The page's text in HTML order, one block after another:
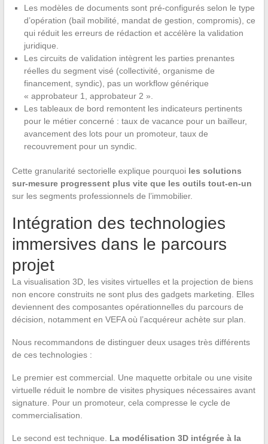
Les modèles de documents sont pré-configurés selon le type
d’opération (bail mobilité, mandat de gestion, compromis), ce
qui réduit les erreurs de rédaction et accélère la validation
juridique.
Les circuits de validation intègrent les parties prenantes
réelles du segment visé (collectivité, organisme de
financement, syndic), pas un workflow générique
« approbateur 1, approbateur 2 ».
Les tableaux de bord remontent les indicateurs pertinents
pour le métier concerné : taux de vacance pour un bailleur,
avancement des lots pour un promoteur, taux de
recouvrement pour un syndic.
Cette granularité sectorielle explique pourquoi les solutions
sur-mesure progressent plus vite que les outils tout-en-un
sur les segments professionnels de l’immobilier.
Intégration des technologies
immersives dans le parcours
projet
La visualisation 3D, les visites virtuelles et la projection de biens
non encore construits ne sont plus des gadgets marketing. Elles
deviennent des composantes opérationnelles du parcours de
décision, notamment en VEFA où l’acquéreur achète sur plan.
Nous recommandons de distinguer deux usages très différents
de ces technologies :
Le premier est commercial. Une maquette orbitale ou une visite
virtuelle réduit le nombre de visites physiques nécessaires avant
signature. Pour un promoteur, cela compresse le cycle de
commercialisation.
Le second est technique. La modélisation 3D intégrée à la